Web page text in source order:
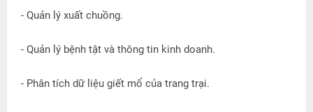
- Quản lý xuất chuồng.
- Quản lý bệnh tật và thông tin kinh doanh.
- Phân tích dữ liệu giết mổ của trang trại.